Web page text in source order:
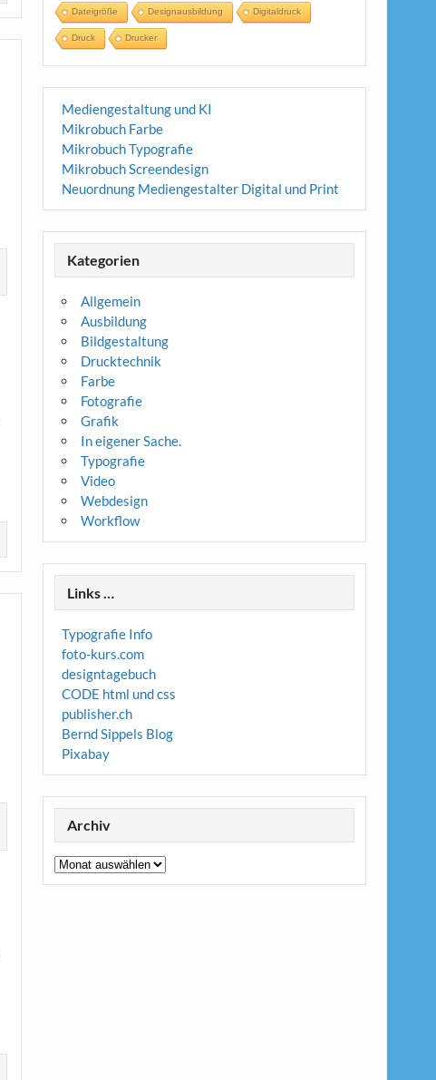
Dateigröße Designausbildung Digitaldruck
Druck Drucker
Mediengestaltung und KI
Mikrobuch Farbe
Mikrobuch Typografie
Mikrobuch Screendesign
Neuordnung Mediengestalter Digital und Print
Kategorien
Allgemein
Ausbildung
Bildgestaltung
Drucktechnik
Farbe
Fotografie
Grafik
In eigener Sache.
Typografie
Video
Webdesign
Workflow
Links …
Typografie Info
foto-kurs.com
designtagebuch
CODE html und css
publisher.ch
Bernd Sippels Blog
Pixabay
Archiv
Archiv